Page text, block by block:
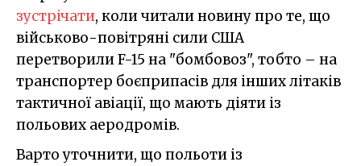
зустрічати, коли читали новину про те, що
військово-повітряні сили США
перетворили F-15 на "бомбовоз", тобто – на
транспортер боєприпасів для інших літаків
тактичної авіації, що мають діяти із
польових аеродромів.
Варто уточнити, що польоти із